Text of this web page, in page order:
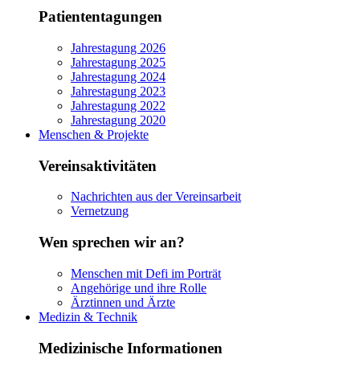
Patiententagungen
Jahrestagung 2026
Jahrestagung 2025
Jahrestagung 2024
Jahrestagung 2023
Jahrestagung 2022
Jahrestagung 2020
Menschen & Projekte
Vereinsaktivitäten
Nachrichten aus der Vereinsarbeit
Vernetzung
Wen sprechen wir an?
Menschen mit Defi im Porträt
Angehörige und ihre Rolle
Ärztinnen und Ärzte
Medizin & Technik
Medizinische Informationen